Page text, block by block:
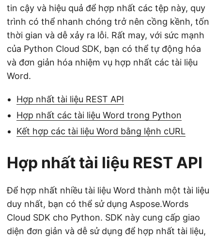
tin cậy và hiệu quả để hợp nhất các tệp này, quy
trình có thể nhanh chóng trở nên cồng kềnh, tốn
thời gian và dễ xảy ra lỗi. Rất may, với sức mạnh
của Python Cloud SDK, bạn có thể tự động hóa
và đơn giản hóa nhiệm vụ hợp nhất các tài liệu
Word.
Hợp nhất tài liệu REST API
Hợp nhất các tài liệu Word trong Python
Kết hợp các tài liệu Word bằng lệnh cURL
Hợp nhất tài liệu REST API
Để hợp nhất nhiều tài liệu Word thành một tài liệu
duy nhất, bạn có thể sử dụng Aspose.Words
Cloud SDK cho Python. SDK này cung cấp giao
diện đơn giản và dễ sử dụng để hợp nhất tài liệu,